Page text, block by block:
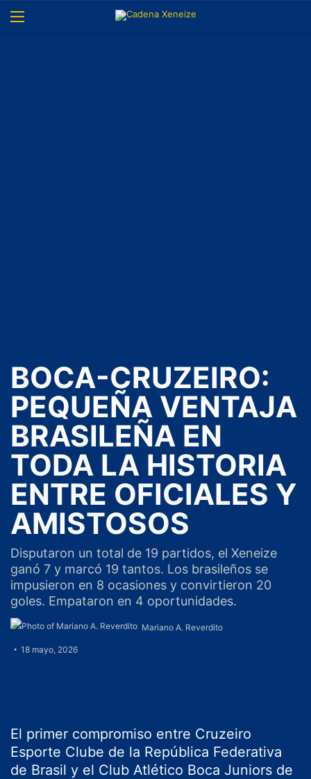
BOCA-CRUZEIRO:
PEQUEÑA VENTAJA
BRASILEÑA EN
TODA LA HISTORIA
ENTRE OFICIALES Y
AMISTOSOS
Disputaron un total de 19 partidos, el Xeneize
ganó 7 y marcó 19 tantos. Los brasileños se
impusieron en 8 ocasiones y convirtieron 20
goles. Empataron en 4 oportunidades.
Mariano A. Reverdito
18 mayo, 2026
El primer compromiso entre Cruzeiro
Esporte Clube de la República Federativa
de Brasil y el Club Atlético Boca Juniors de